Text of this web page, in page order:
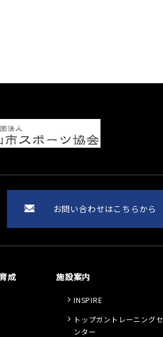
お問い合わせはこちらから
成 施設案内
INSPIRE
トップガントレーニングセ
ンター